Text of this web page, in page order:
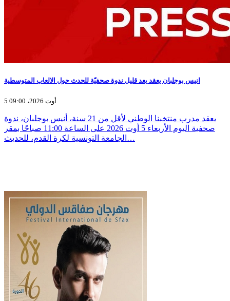
انيس بوجلبان يعقد بعد قليل ندوة صحفيّة للحدث حول الالعاب المتوسطية
5 أوت 2026، 09:00
يعقد مدرب منتخبنا الوطني لأقل من 21 سنة، أنيس بوجلبان، ندوة
صحفية اليوم الأربعاء 5 أوت 2026 على الساعة 11:00 صباحًا بمقر
الجامعة التونسية لكرة القدم، للحديث…